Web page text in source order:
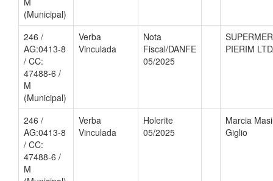
(Municipal)
246 /
AG:0413-8
/ CC:
47488-6 /
M
(Municipal)
Verba
Vinculada
Nota
Fiscal/DANFE
05/2025
PIERIM
246 /
AG:0413-8
/ CC:
47488-6 /
M
Verba
Vinculada
Holerite
05/2025
Marcia
Giglio